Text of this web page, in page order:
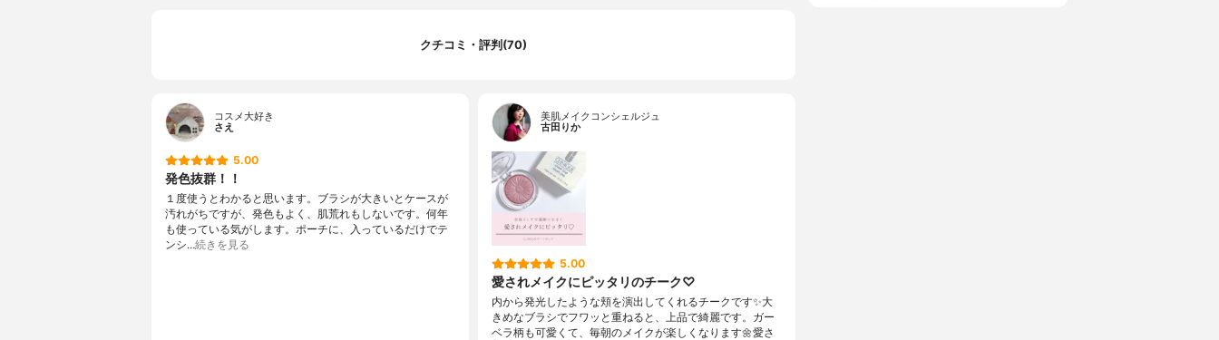
クチコミ・評判(70)
コスメ大好き
さえ
5.00
発色抜群！！
１度使うとわかると思います。ブラシが大きいとケースが
汚れがちですが、発色もよく、肌荒れもしないです。何年
も使っている気がします。ポーチに、入っているだけでテ
ンシ…続きを見る
美肌メイクコンシェルジュ
古田りか
5.00
愛されメイクにピッタリのチーク♡
内から発光したような頬を演出してくれるチークです✨大
きめなブラシでフワッと重ねると、上品で綺麗です。ガー
ベラ柄も可愛くて、毎朝のメイクが楽しくなります🌼愛さ